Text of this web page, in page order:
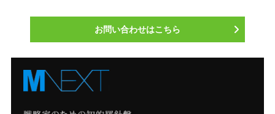
お問い合わせはこちら